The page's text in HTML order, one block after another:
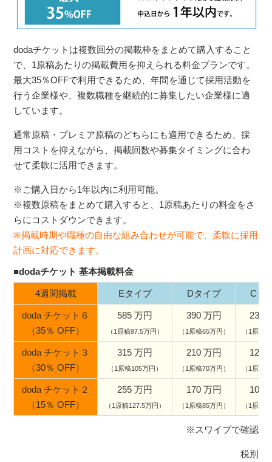
dodaチケットは複数回分の掲載枠をまとめて購入すること
で、1原稿あたりの掲載費用を抑えられる料金プランです。
最大35％OFFで利用できるため、年間を通じて採用活動を
行う企業様や、複数職種を継続的に募集したい企業様に適
しています。
通常原稿・プレミア原稿のどちらにも適用できるため、採
用コストを抑えながら、掲載回数や募集タイミングに合わ
せて柔軟に活用できます。
※ご購入日から1年以内に利用可能。
※複数原稿をまとめて購入すると、1原稿あたりの料金をさ
らにコストダウンできます。
※掲載時期や職種の自由な組み合わせが可能で、柔軟に採用
計画に対応できます。
■dodaチケット 基本掲載料金
4週間掲載 Eタイプ Dタイプ Cタ
doda チケット６
（35％ OFF）
585 万円
（1原稿97.5万円）
390 万円
（1原稿65万円）
234
（1原稿
doda チケット３
（30％ OFF）
315 万円
（1原稿105万円）
210 万円
（1原稿70万円）
126
（1原稿
doda チケット２
（15％ OFF）
255 万円
（1原稿127.5万円）
170 万円
（1原稿85万円）
102
（1原稿
※スワイプで確認
税別